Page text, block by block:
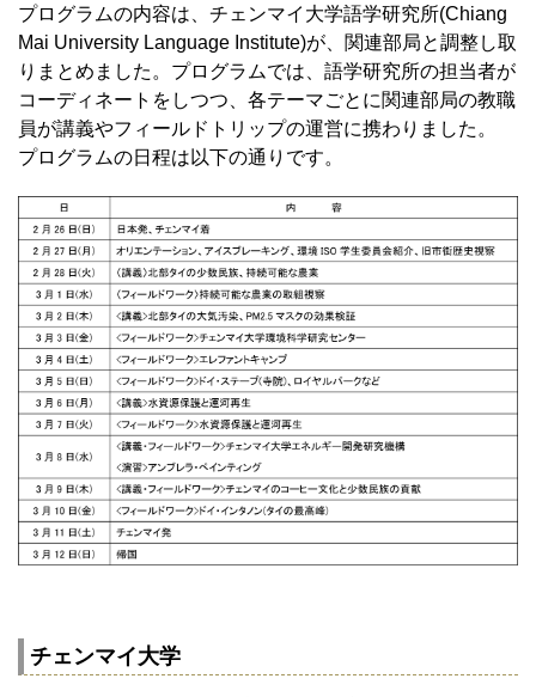
プログラムの内容は、チェンマイ大学語学研究所(Chiang
Mai University Language Institute)が、関連部局と調整し取
りまとめました。プログラムでは、語学研究所の担当者が
コーディネートをしつつ、各テーマごとに関連部局の教職
員が講義やフィールドトリップの運営に携わりました。
プログラムの日程は以下の通りです。
チェンマイ大学